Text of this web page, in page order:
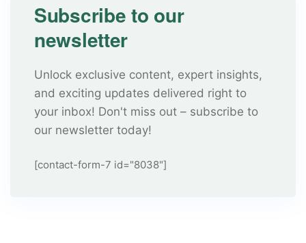
Subscribe to our
newsletter
Unlock exclusive content, expert insights,
and exciting updates delivered right to
your inbox! Don't miss out – subscribe to
our newsletter today!
[contact-form-7 id="8038"]